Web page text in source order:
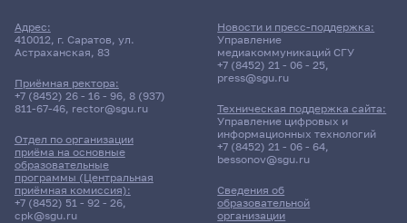
Адрес:
410012, г. Саратов, ул.
Астраханская, 83
Приёмная ректора:
+7 (8452) 26 - 16 - 96, 8 (937)
811-67-46, rector@sgu.ru
Отдел по организации
приёма на основные
образовательные
программы (Центральная
приёмная комиссия):
+7 (8452) 51 - 92 - 26,
cpk@sgu.ru
Сведения об
образовательной
организации
Новости и пресс-поддержка:
Управление
медиакоммуникаций СГУ
+7 (8452) 21 - 06 - 25,
press@sgu.ru
Техническая поддержка сайта:
Управление цифровых и
информационных технологий
+7 (8452) 21 - 06 - 64,
bessonov@sgu.ru